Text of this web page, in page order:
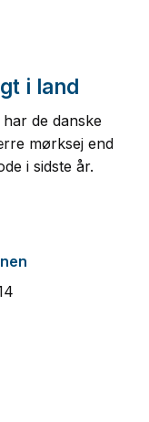
i land
de danske
mørksej end
i sidste år.